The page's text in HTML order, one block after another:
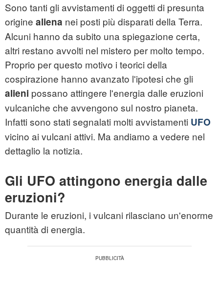
Sono tanti gli avvistamenti di oggetti di presunta
origine aliena nei posti più disparati della Terra.
Alcuni hanno da subito una spiegazione certa,
altri restano avvolti nel mistero per molto tempo.
Proprio per questo motivo i teorici della
cospirazione hanno avanzato l'ipotesi che gli
alieni possano attingere l'energia dalle eruzioni
vulcaniche che avvengono sul nostro pianeta.
Infatti sono stati segnalati molti avvistamenti UFO
vicino ai vulcani attivi. Ma andiamo a vedere nel
dettaglio la notizia.
Gli UFO attingono energia dalle
eruzioni?
Durante le eruzioni, i vulcani rilasciano un'enorme
quantità di energia.